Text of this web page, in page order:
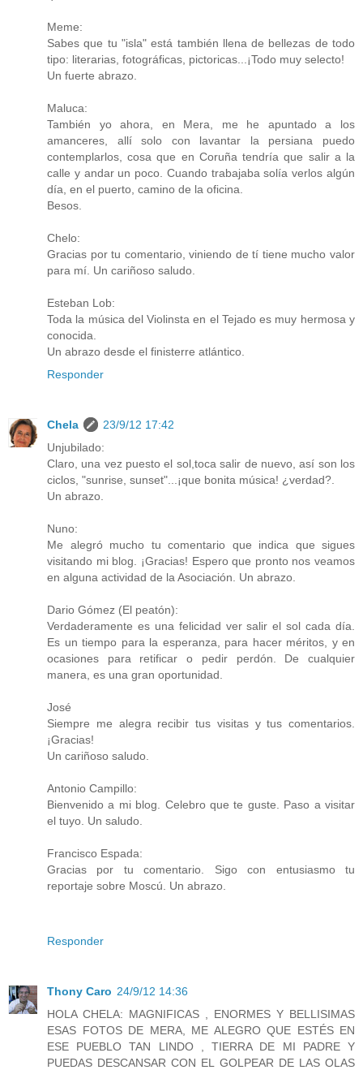
Meme:
Sabes que tu "isla" está también llena de bellezas de todo
tipo: literarias, fotográficas, pictoricas...¡Todo muy selecto!
Un fuerte abrazo.
Maluca:
También yo ahora, en Mera, me he apuntado a los
amanceres, allí solo con lavantar la persiana puedo
contemplarlos, cosa que en Coruña tendría que salir a la
calle y andar un poco. Cuando trabajaba solía verlos algún
día, en el puerto, camino de la oficina.
Besos.
Chelo:
Gracias por tu comentario, viniendo de tí tiene mucho valor
para mí. Un cariñoso saludo.
Esteban Lob:
Toda la música del Violinsta en el Tejado es muy hermosa y
conocida.
Un abrazo desde el finisterre atlántico.
Responder
Chela
23/9/12 17:42
Unjubilado:
Claro, una vez puesto el sol,toca salir de nuevo, así son los
ciclos, "sunrise, sunset"...¡que bonita música! ¿verdad?.
Un abrazo.
Nuno:
Me alegró mucho tu comentario que indica que sigues
visitando mi blog. ¡Gracias! Espero que pronto nos veamos
en alguna actividad de la Asociación. Un abrazo.
Dario Gómez (El peatón):
Verdaderamente es una felicidad ver salir el sol cada día.
Es un tiempo para la esperanza, para hacer méritos, y en
ocasiones para retificar o pedir perdón. De cualquier
manera, es una gran oportunidad.
José
Siempre me alegra recibir tus visitas y tus comentarios.
¡Gracias!
Un cariñoso saludo.
Antonio Campillo:
Bienvenido a mi blog. Celebro que te guste. Paso a visitar
el tuyo. Un saludo.
Francisco Espada:
Gracias por tu comentario. Sigo con entusiasmo tu
reportaje sobre Moscú. Un abrazo.
Responder
Thony Caro 24/9/12 14:36
HOLA CHELA: MAGNIFICAS , ENORMES Y BELLISIMAS
ESAS FOTOS DE MERA, ME ALEGRO QUE ESTÉS EN
ESE PUEBLO TAN LINDO , TIERRA DE MI PADRE Y
PUEDAS DESCANSAR CON EL GOLPEAR DE LAS OLAS